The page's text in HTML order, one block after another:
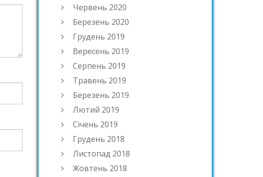
Червень 2020
Березень 2020
Грудень 2019
Вересень 2019
Серпень 2019
Травень 2019
Березень 2019
Лютий 2019
Січень 2019
Грудень 2018
Листопад 2018
Жовтень 2018